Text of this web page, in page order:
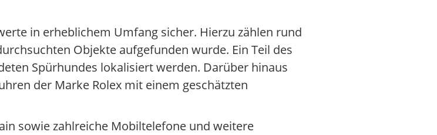
in erheblichem Umfang sicher. Hierzu zählen rund
Objekte aufgefunden wurde. Ein Teil des
Spürhundes lokalisiert werden. Darüber hinaus
der Marke Rolex mit einem geschätzten
sowie zahlreiche Mobiltelefone und weitere